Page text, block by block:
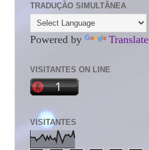
TRADUÇÃO SIMULTÂNEA
Powered by Translate
VISITANTES ON LINE
VISITANTES